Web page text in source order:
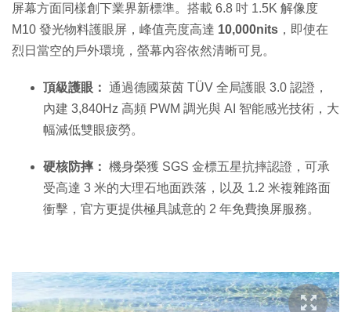
屏幕方面同樣創下業界新標準。搭載 6.8 吋 1.5K 解像度
M10 發光物料護眼屏，峰值亮度高達 10,000nits ，即使在
烈日當空的戶外環境，螢幕內容依然清晰可見。
頂級護眼： 通過德國萊茵 TÜV 全局護眼 3.0 認證，
內建 3,840Hz 高頻 PWM 調光與 AI 智能感光技術，大
幅減低雙眼疲勞。
硬核防摔： 機身榮獲 SGS 金標五星抗摔認證，可承
受高達 3 米的大理石地面跌落，以及 1.2 米複雜路面
衝擊，官方更提供極具誠意的 2 年免費換屏服務。